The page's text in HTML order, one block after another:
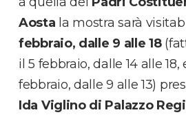
Aosta la mostra sarà
febbraio, dalle 9 alle 18
il 5 febbraio, dalle 14 alle 18,
febbraio, dalle 9 alle 13)
Ida Viglino di Palazzo